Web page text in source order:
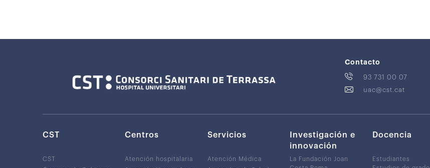
Contacto
93 731 00 07
uac@cst.cat
CST
CST
Centros
Atención hospitalaria
Servicios
Atención Médica
Investigación e
innovación
La Fundación Joan
Docencia
Estudiantes